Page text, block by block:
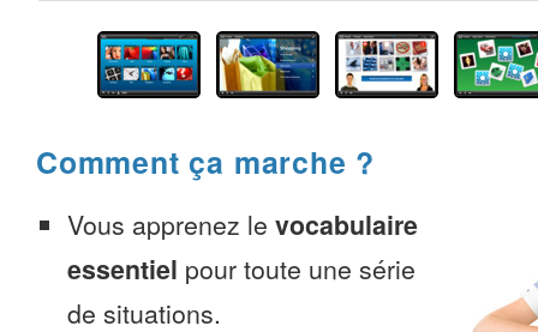
Comment ça marche ?
Vous apprenez le vocabulaire
essentiel pour toute une série
de situations.